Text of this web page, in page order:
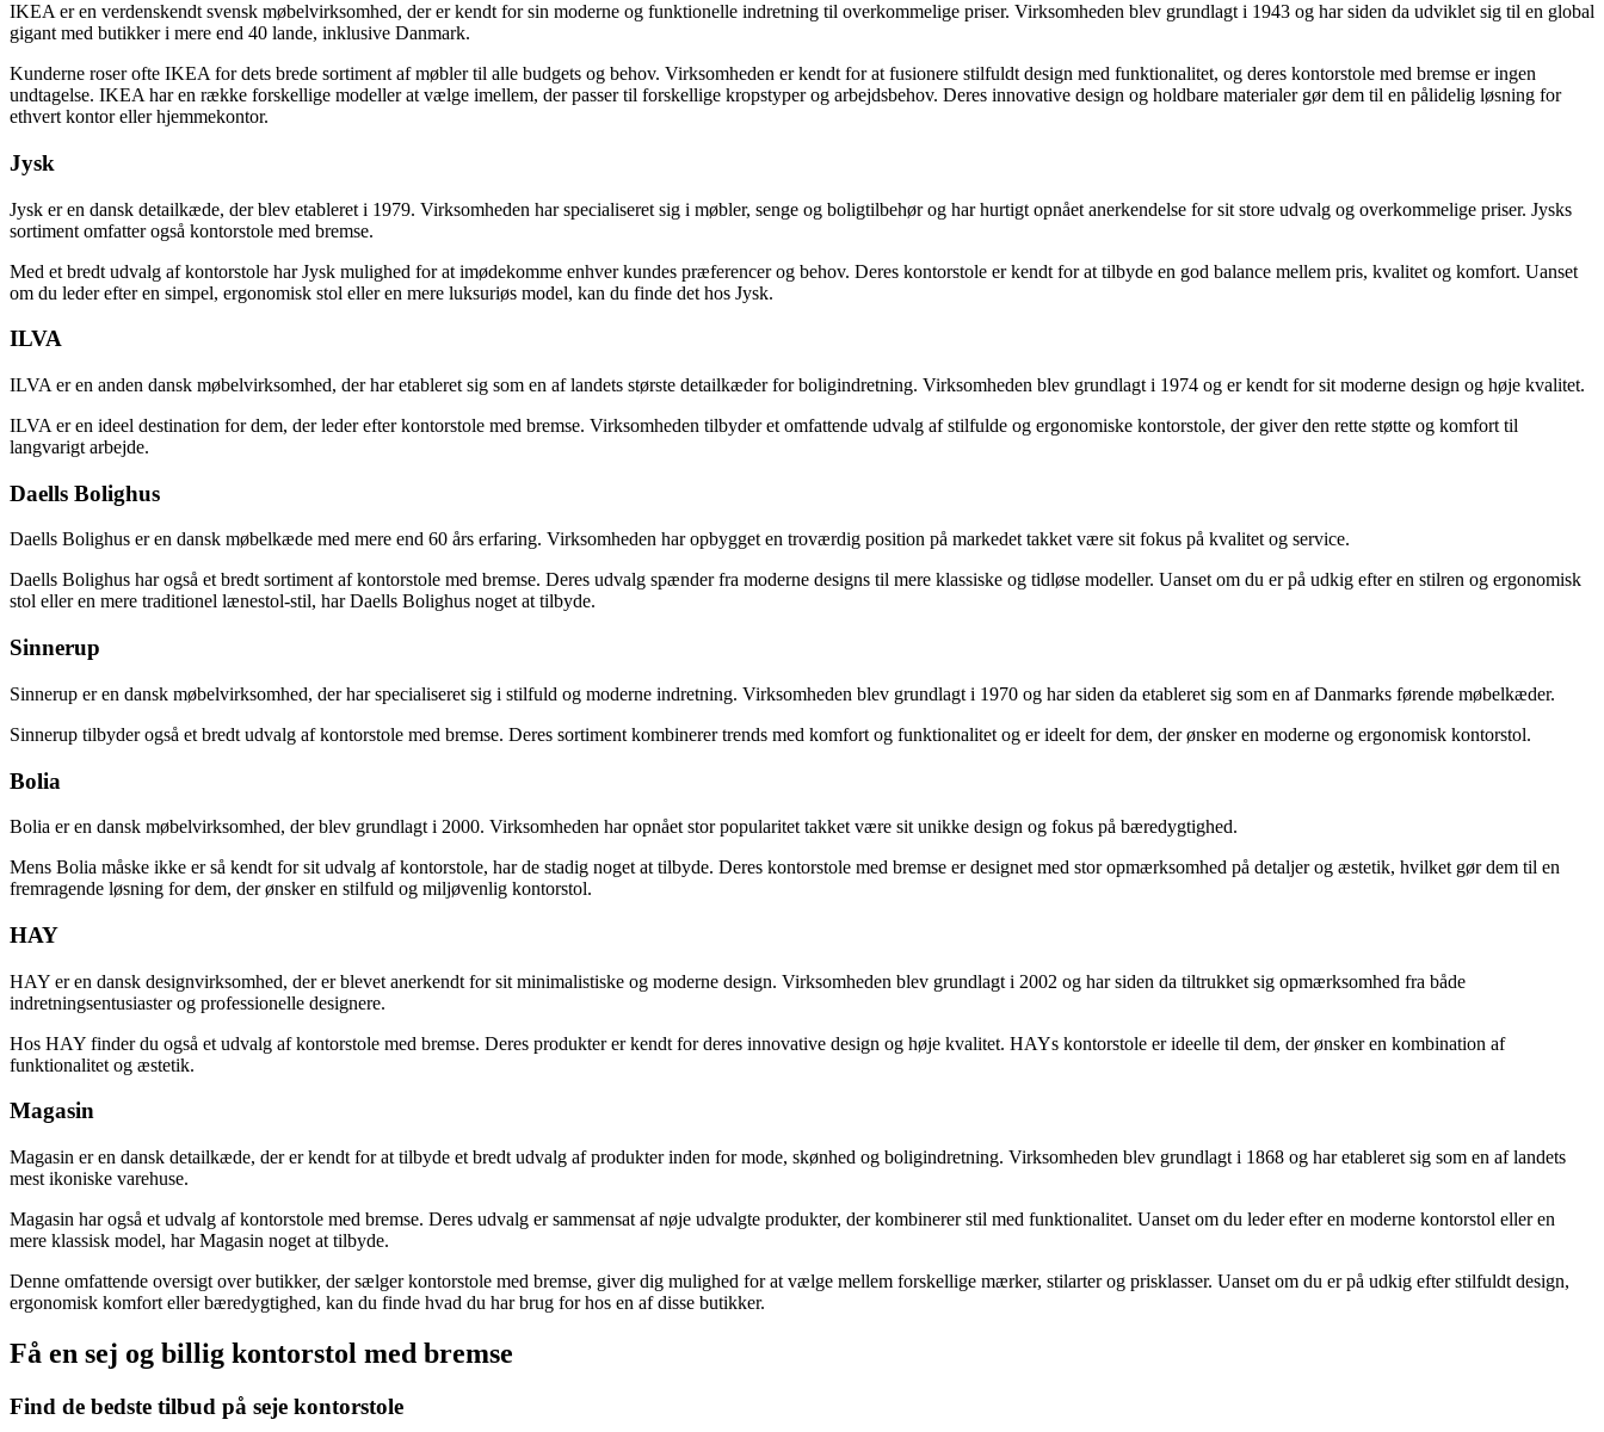
IKEA er en verdenskendt svensk møbelvirksomhed, der er kendt for sin moderne og funktionelle indretning til overkommelige priser. Virksomheden blev grundlagt i 1943 og har siden da udviklet sig til en global
gigant med butikker i mere end 40 lande, inklusive Danmark.
Kunderne roser ofte IKEA for dets brede sortiment af møbler til alle budgets og behov. Virksomheden er kendt for at fusionere stilfuldt design med funktionalitet, og deres kontorstole med bremse er ingen
undtagelse. IKEA har en række forskellige modeller at vælge imellem, der passer til forskellige kropstyper og arbejdsbehov. Deres innovative design og holdbare materialer gør dem til en pålidelig løsning for
ethvert kontor eller hjemmekontor.
Jysk
Jysk er en dansk detailkæde, der blev etableret i 1979. Virksomheden har specialiseret sig i møbler, senge og boligtilbehør og har hurtigt opnået anerkendelse for sit store udvalg og overkommelige priser. Jysks
sortiment omfatter også kontorstole med bremse.
Med et bredt udvalg af kontorstole har Jysk mulighed for at imødekomme enhver kundes præferencer og behov. Deres kontorstole er kendt for at tilbyde en god balance mellem pris, kvalitet og komfort. Uanset
om du leder efter en simpel, ergonomisk stol eller en mere luksuriøs model, kan du finde det hos Jysk.
ILVA
ILVA er en anden dansk møbelvirksomhed, der har etableret sig som en af landets største detailkæder for boligindretning. Virksomheden blev grundlagt i 1974 og er kendt for sit moderne design og høje kvalitet.
ILVA er en ideel destination for dem, der leder efter kontorstole med bremse. Virksomheden tilbyder et omfattende udvalg af stilfulde og ergonomiske kontorstole, der giver den rette støtte og komfort til
langvarigt arbejde.
Daells Bolighus
Daells Bolighus er en dansk møbelkæde med mere end 60 års erfaring. Virksomheden har opbygget en troværdig position på markedet takket være sit fokus på kvalitet og service.
Daells Bolighus har også et bredt sortiment af kontorstole med bremse. Deres udvalg spænder fra moderne designs til mere klassiske og tidløse modeller. Uanset om du er på udkig efter en stilren og ergonomisk
stol eller en mere traditionel lænestol-stil, har Daells Bolighus noget at tilbyde.
Sinnerup
Sinnerup er en dansk møbelvirksomhed, der har specialiseret sig i stilfuld og moderne indretning. Virksomheden blev grundlagt i 1970 og har siden da etableret sig som en af Danmarks førende møbelkæder.
Sinnerup tilbyder også et bredt udvalg af kontorstole med bremse. Deres sortiment kombinerer trends med komfort og funktionalitet og er ideelt for dem, der ønsker en moderne og ergonomisk kontorstol.
Bolia
Bolia er en dansk møbelvirksomhed, der blev grundlagt i 2000. Virksomheden har opnået stor popularitet takket være sit unikke design og fokus på bæredygtighed.
Mens Bolia måske ikke er så kendt for sit udvalg af kontorstole, har de stadig noget at tilbyde. Deres kontorstole med bremse er designet med stor opmærksomhed på detaljer og æstetik, hvilket gør dem til en
fremragende løsning for dem, der ønsker en stilfuld og miljøvenlig kontorstol.
HAY
HAY er en dansk designvirksomhed, der er blevet anerkendt for sit minimalistiske og moderne design. Virksomheden blev grundlagt i 2002 og har siden da tiltrukket sig opmærksomhed fra både
indretningsentusiaster og professionelle designere.
Hos HAY finder du også et udvalg af kontorstole med bremse. Deres produkter er kendt for deres innovative design og høje kvalitet. HAYs kontorstole er ideelle til dem, der ønsker en kombination af
funktionalitet og æstetik.
Magasin
Magasin er en dansk detailkæde, der er kendt for at tilbyde et bredt udvalg af produkter inden for mode, skønhed og boligindretning. Virksomheden blev grundlagt i 1868 og har etableret sig som en af landets
mest ikoniske varehuse.
Magasin har også et udvalg af kontorstole med bremse. Deres udvalg er sammensat af nøje udvalgte produkter, der kombinerer stil med funktionalitet. Uanset om du leder efter en moderne kontorstol eller en
mere klassisk model, har Magasin noget at tilbyde.
Denne omfattende oversigt over butikker, der sælger kontorstole med bremse, giver dig mulighed for at vælge mellem forskellige mærker, stilarter og prisklasser. Uanset om du er på udkig efter stilfuldt design,
ergonomisk komfort eller bæredygtighed, kan du finde hvad du har brug for hos en af disse butikker.
Få en sej og billig kontorstol med bremse
Find de bedste tilbud på seje kontorstole